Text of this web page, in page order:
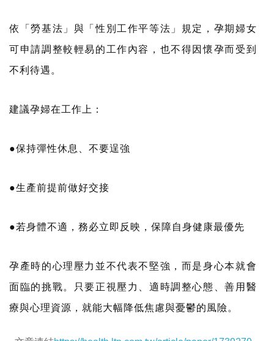
依「勞基法」與「性別工作平等法」規定，孕期婦女
可申請調整較輕易的工作內容，也不得因懷孕而受到
不利待遇。
建議孕婦在工作上：
●保持彈性休息、不要逞強
●生產前提前做好交接
●若身體不適，務必立即反映，保障自身健康最優先
孕產時的心理壓力並不代表不堅強，而是身心本就會
面臨的挑戰。只要正視壓力、適時調整心態、善用醫
療與心理資源，就能大幅降低焦慮與憂鬱的風險。